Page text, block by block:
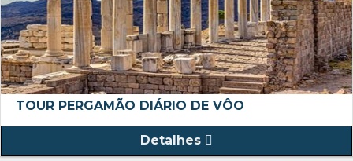
TOUR PERGAMÃO DIÁRIO DE VÔO
Detalhes